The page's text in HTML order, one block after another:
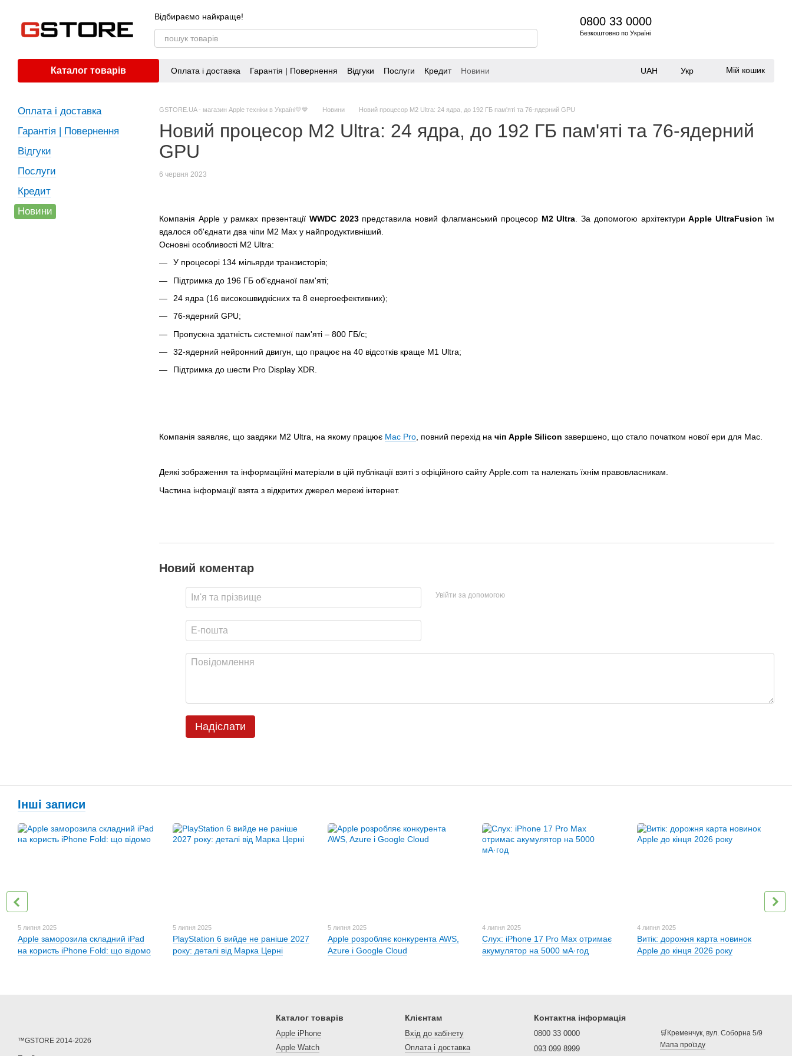
Відбираємо найкраще!
0800 33 0000
Безкоштовно по Україні
Каталог товарів Оплата і доставка Гарантія | Повернення Відгуки Послуги Кредит Новини UAH Укр Мій кошик
GSTORE.UA - магазин Apple техніки в Україні💛💙 Новини Новий процесор M2 Ultra: 24 ядра, до 192 ГБ пам'яті та 76-ядерний GPU
Новий процесор M2 Ultra: 24 ядра, до 192 ГБ пам'яті та 76-ядерний
GPU
6 червня 2023
Компанія Apple у рамках презентації WWDC 2023представила новий флагманський процесор M2 Ultra . За допомогою архітектуриApple UltraFusion їм
вдалося об'єднати два чіпи M2 Max у найпродуктивніший.
Основні особливості M2 Ultra:
У процесорі 134 мільярди транзисторів;
Підтримка до 196 ГБ об'єднаної пам'яті;
24 ядра (16 високошвидкісних та 8 енергоефективних);
76-ядерний GPU;
Пропускна здатність системної пам'яті – 800 ГБ/c;
32-ядерний нейронний двигун, що працює на 40 відсотків краще M1 Ultra;
Підтримка до шести Pro Display XDR.
Компанія заявляє, що завдяки M2 Ultra, на якому працює Mac Pro , повний перехід на чіп Apple Silicon завершено, що стало початком нової ери для Mac.
Деякі зображення та інформаційні матеріали в цій публікації взяті з офіційного сайту Apple.com та належать їхнім правовласникам.
Частина інформації взята з відкритих джерел мережі інтернет.
Новий коментар
Увійти за допомогою
Надіслати
Оплата і доставка
Гарантія | Повернення
Відгуки
Послуги
Кредит
Новини
Інші записи
5 липня 2025
Apple заморозила складний iPad
на користь iPhone Fold: що відомо
5 липня 2025
PlayStation 6 вийде не раніше 2027
року: деталі від Марка Церні
5 липня 2025
Apple розробляє конкурента AWS,
Azure і Google Cloud
4 липня 2025
Слух: iPhone 17 Pro Max отримає
акумулятор на 5000 мА·год
4 липня 2025
Витік: дорожня карта новинок
Apple до кінця 2026 року
™GSTORE 2014-2026
Каталог товарів
Apple iPhone
Apple Watch
Клієнтам
Вхід до кабінету
Оплата і доставка
Контактна інформація
0800 33 0000
093 099 8999
🛒Кременчук, вул. Соборна 5/9
Мапа проїзду